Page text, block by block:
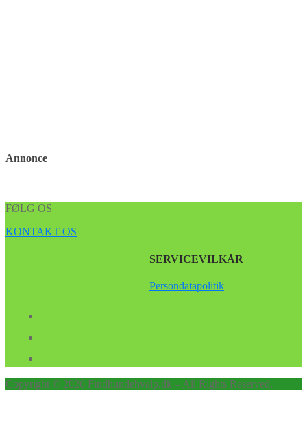
Annonce
FØLG OS
KONTAKT OS
SERVICEVILKÅR
Persondatapolitik
Copyright © 2026 Findhundehvalp.dk – All Rights Reserved.